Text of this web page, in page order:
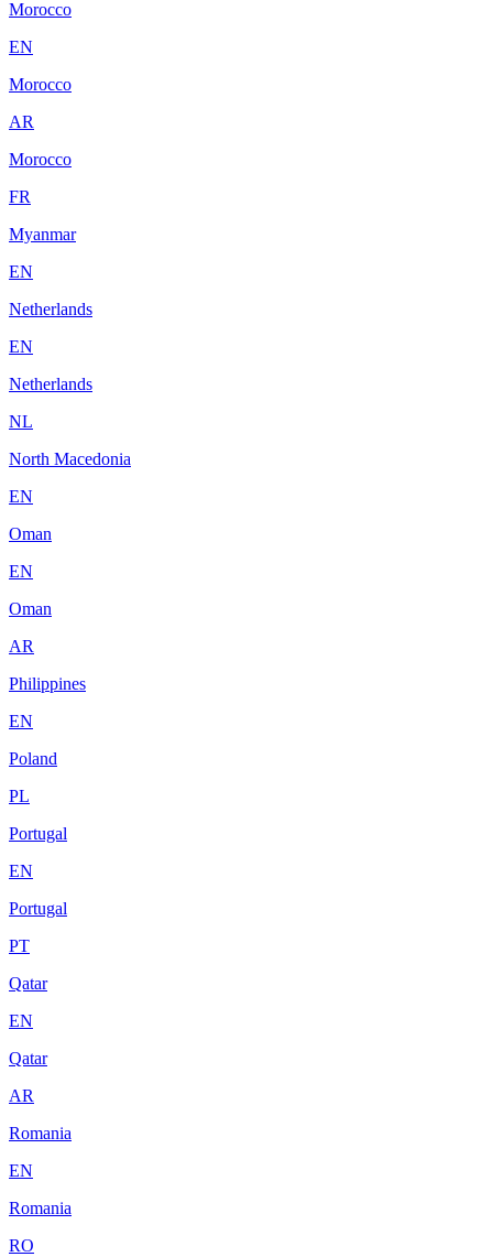
Morocco
EN
Morocco
AR
Morocco
FR
Myanmar
EN
Netherlands
EN
Netherlands
NL
North Macedonia
EN
Oman
EN
Oman
AR
Philippines
EN
Poland
PL
Portugal
EN
Portugal
PT
Qatar
EN
Qatar
AR
Romania
EN
Romania
RO